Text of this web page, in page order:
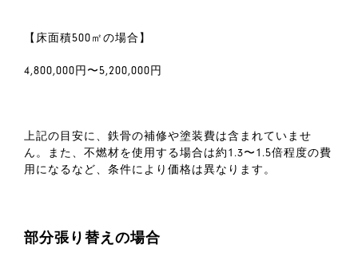
【床面積500㎡の場合】
4,800,000円〜5,200,000円
上記の目安に、鉄骨の補修や塗装費は含まれていませ
ん。また、不燃材を使用する場合は約1.3〜1.5倍程度の費
用になるなど、条件により価格は異なります。
部分張り替えの場合